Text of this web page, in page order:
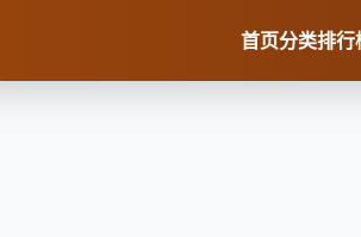
首页分类排行